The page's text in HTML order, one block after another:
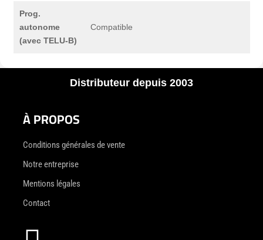
Prog.
autonome
(avec TELU-B)
Compatible
Distributeur depuis 2003
À PROPOS
Conditions générales de vente
Notre entreprise
Mentions légales
Contact